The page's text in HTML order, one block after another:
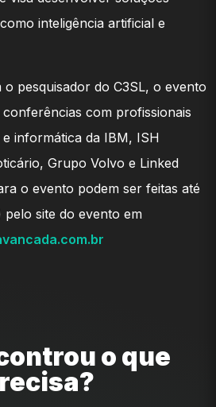
inteligência artificial e
pesquisador do C3SL, o evento
com profissionais
informática da IBM, ISH
Grupo Volvo e Linked
o evento podem ser feitas até
pelo site do evento em
o que